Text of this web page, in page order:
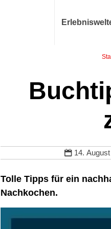
14.
Tolle Tipps für ein
Nachkochen.